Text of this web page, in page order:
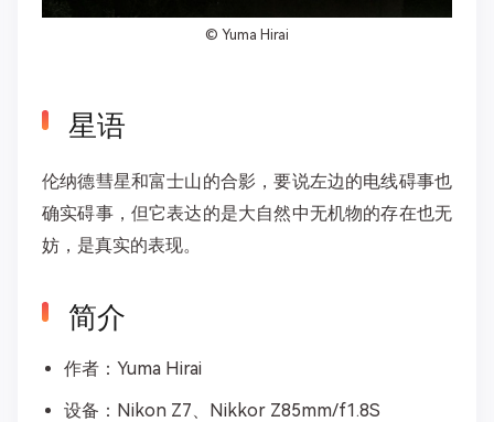
© Yuma Hirai
星语
伦纳德彗星和富士山的合影，要说左边的电线碍事也
确实碍事，但它表达的是大自然中无机物的存在也无
妨，是真实的表现。
简介
作者：Yuma Hirai
设备：Nikon Z7、Nikkor Z85mm/f1.8S